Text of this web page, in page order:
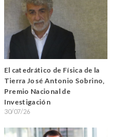
El catedrático de Física de la
Tierra José Antonio Sobrino,
Premio Nacional de
Investigación
30/07/26